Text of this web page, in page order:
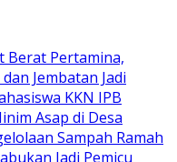
Berat Pertamina,
Jembatan Jadi
KKN IPB
Asap di Desa
Sampah Ramah
Jadi Pemicu